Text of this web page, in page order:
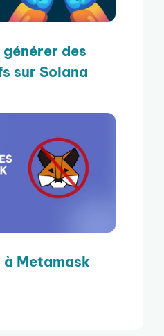
des
sur Solana
Metamask